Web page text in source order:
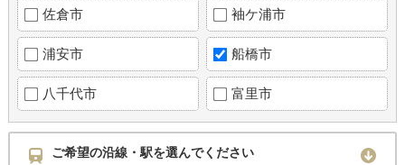
佐倉市 袖ケ浦市
浦安市 船橋市
八千代市 富里市
ご希望の沿線・駅を選んでください